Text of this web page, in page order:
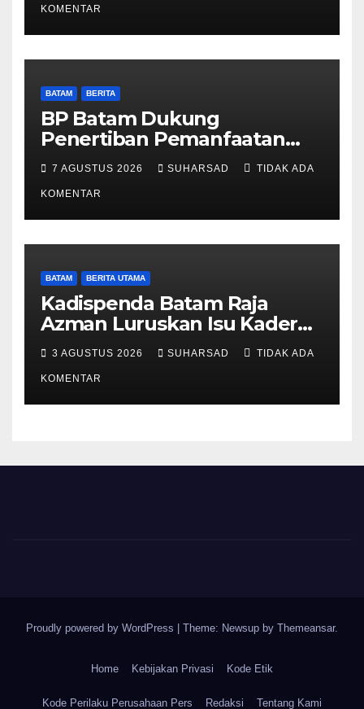
LMS
KOMENTAR
BATAM BERITA
BP Batam Dukung
Penertiban Pemanfaatan
Ruang Laut Sesuai
Ketentuan Peraturan
Perundang-undangan
7 AGUSTUS 2026 SUHARSAD TIDAK ADA
KOMENTAR
BATAM BERITA UTAMA
Kadispenda Batam Raja
Azman Luruskan Isu Kader
Pajak RT/RW: Bukan Petugas
Pajak Permanen, Hanya
Pendataan untuk Digitalisasi
hingga 2030
3 AGUSTUS 2026 SUHARSAD TIDAK ADA
KOMENTAR
Proudly powered by WordPress Theme: Newsup by Themeansar.
Home Kebijakan Privasi Kode Etik
Kode Perilaku Perusahaan Pers Redaksi Tentang Kami